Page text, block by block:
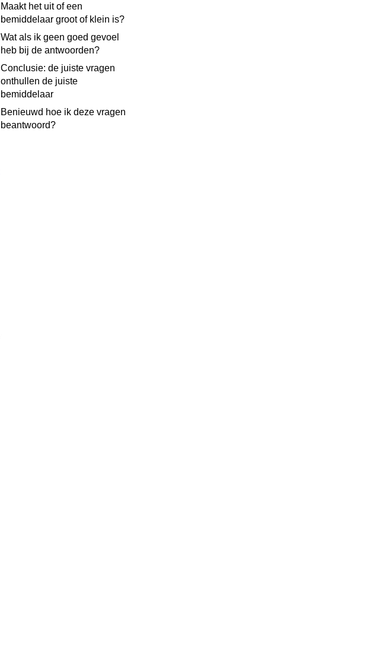
Maakt het uit of een
bemiddelaar groot of klein is?
Wat als ik geen goed gevoel
heb bij de antwoorden?
Conclusie: de juiste vragen
onthullen de juiste
bemiddelaar
Benieuwd hoe ik deze vragen
beantwoord?